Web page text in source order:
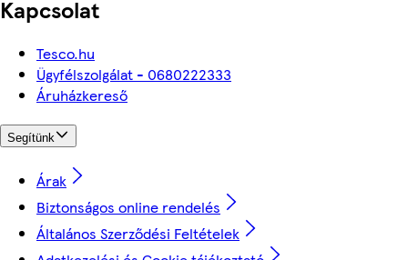
Kapcsolat
Tesco.hu
Ügyfélszolgálat - 0680222333
Áruházkereső
Segítünk
Árak
Biztonságos online rendelés
Általános Szerződési Feltételek